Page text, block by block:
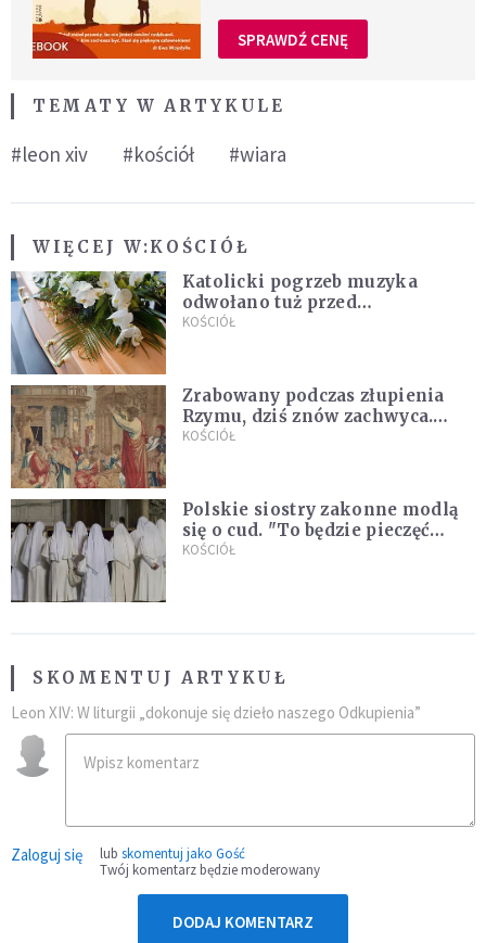
SPRAWDŹ CENĘ
TEMATY W ARTYKULE
#leon xiv #kościół #wiara
WIĘCEJ W:KOŚCIÓŁ
Katolicki pogrzeb muzyka
odwołano tuż przed
uroczystością. Powodem była
KOŚCIÓŁ
Zrabowany podczas złupienia
Rzymu, dziś znów zachwyca.
Wyjątkowy arras w Castel
KOŚCIÓŁ
Polskie siostry zakonne modlą
się o cud. "To będzie pieczęć
Pana Boga dla naszej wiary"
KOŚCIÓŁ
SKOMENTUJ ARTYKUŁ
Leon XIV: W liturgii „dokonuje się dzieło naszego Odkupienia”
Zaloguj się lub skomentuj jako Gość
Twój komentarz będzie moderowany
DODAJ KOMENTARZ